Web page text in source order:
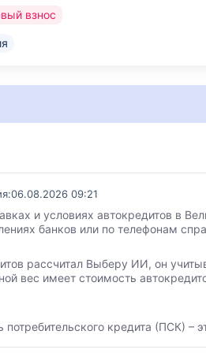
взнос
06.08.2026 09:21
и условиях автокредитов в
банков или по телефонам
рассчитал Выберу ИИ, он
вес имеет стоимость
потребительского кредита (ПСК) –